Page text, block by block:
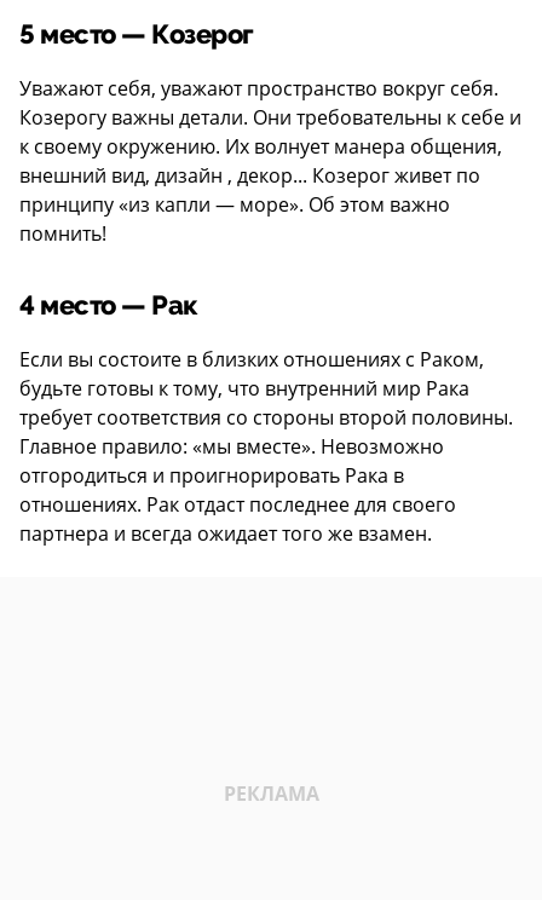
5 место — Козерог
Уважают себя, уважают пространство вокруг себя.
Козерогу важны детали. Они требовательны к себе и
к своему окружению. Их волнует манера общения,
внешний вид, дизайн , декор... Козерог живет по
принципу «из капли — море». Об этом важно
помнить!
4 место — Рак
Если вы состоите в близких отношениях с Раком,
будьте готовы к тому, что внутренний мир Рака
требует соответствия со стороны второй половины.
Главное правило: «мы вместе». Невозможно
отгородиться и проигнорировать Рака в
отношениях. Рак отдаст последнее для своего
партнера и всегда ожидает того же взамен.